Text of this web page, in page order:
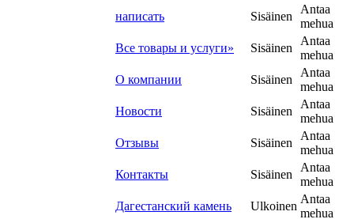
написать
Sisäinen
Antaa
mehua
Все товары и услуги»
Sisäinen
Antaa
mehua
О компании
Sisäinen
Antaa
mehua
Новости
Sisäinen
Antaa
mehua
Отзывы
Sisäinen
Antaa
mehua
Контакты
Sisäinen
Antaa
mehua
Дагестанский камень
Ulkoinen
Antaa
mehua